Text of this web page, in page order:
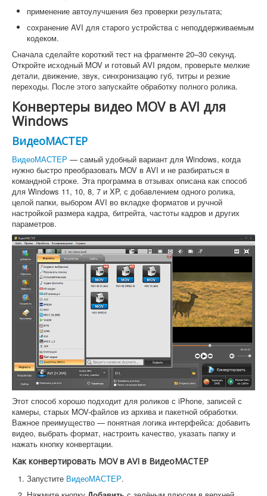
применение автоулучшения без проверки результата;
сохранение AVI для старого устройства с неподдерживаемым
кодеком.
Сначала сделайте короткий тест на фрагменте 20–30 секунд.
Откройте исходный MOV и готовый AVI рядом, проверьте мелкие
детали, движение, звук, синхронизацию губ, титры и резкие
переходы. После этого запускайте обработку полного ролика.
Конвертеры видео MOV в AVI для
Windows
ВидеоМАСТЕР
ВидеоМАСТЕР — самый удобный вариант для Windows, когда
нужно быстро преобразовать MOV в AVI и не разбираться в
командной строке. Эта программа в отзывах описана как способ
для Windows 11, 10, 8, 7 и XP, с добавлением одного ролика,
целой папки, выбором AVI во вкладке форматов и ручной
настройкой размера кадра, битрейта, частоты кадров и других
параметров.
Этот способ хорошо подходит для роликов с iPhone, записей с
камеры, старых MOV-файлов из архива и пакетной обработки.
Важное преимущество — понятная логика интерфейса: добавить
видео, выбрать формат, настроить качество, указать папку и
нажать кнопку конвертации.
Как конвертировать MOV в AVI в ВидеоМАСТЕР
Запустите ВидеоМАСТЕР.